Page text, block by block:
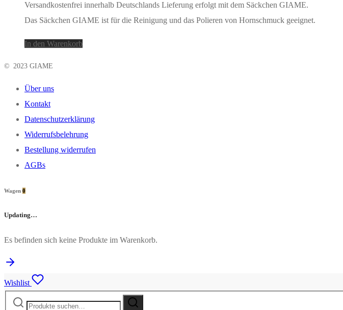
Versandkostenfrei innerhalb Deutschlands Lieferung erfolgt mit dem Säckchen GIAME.
Das Säckchen GIAME ist für die Reinigung und das Polieren von Hornschmuck geeignet.
In den Warenkorb
© 2023 GIAME
Über uns
Kontakt
Datenschutzerklärung
Widerrufsbelehrung
Bestellung widerrufen
AGBs
Wagen 0
Updating…
Es befinden sich keine Produkte im Warenkorb.
Wishlist
Suche
Suche